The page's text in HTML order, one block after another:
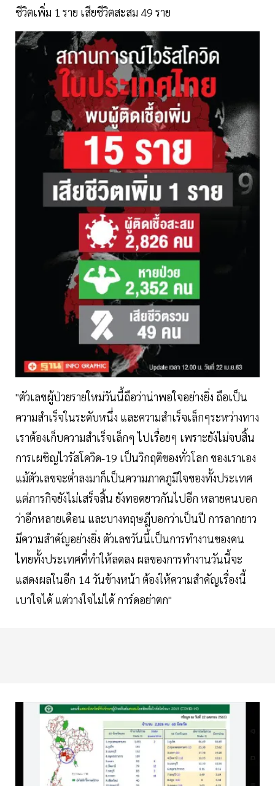
ชีวิตเพิ่ม 1 ราย เสียชีวิตสะสม 49 ราย
"ตัวเลขผู้ป่วยรายใหม่วันนี้ถือว่าน่าพอใจอย่างยิ่ง ถือเป็น
ความสำเร็จในระดับหนึ่ง และความสำเร็จเล็กๆระหว่างทาง
เราต้องเก็บความสำเร็จเล็กๆ ไปเรื่อยๆ เพราะยังไม่จบสิ้น
การเผชิญไวรัสโควิด-19 เป็นวิกฤติของทั่วโลก ของเราเอง
แม้ตัวเลขจะต่ำลงมาก็เป็นความภาคภูมิใจของทั้งประเทศ
แต่ภารกิจยังไม่เสร็จสิ้น ยังทอดยาวกันไปอีก หลายคนบอก
ว่าอีกหลายเดือน และบางทฤษฎีบอกว่าเป็นปี การลากยาว
มีความสำคัญอย่างยิ่ง ตัวเลขวันนี้เป็นการทำงานของคน
ไทยทั้งประเทศที่ทำให้ลดลง ผลของการทำงานวันนี้จะ
แสดงผลในอีก 14 วันข้างหน้า ต้องให้ความสำคัญเรื่องนี้
เบาใจได้ แต่วางใจไม่ได้ การ์ดอย่าตก"